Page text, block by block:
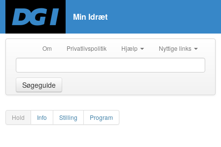
Min Idræt
Om Privatlivspolitik Hjælp Nyttige links
Søgeguide
Hold Info Stilling Program